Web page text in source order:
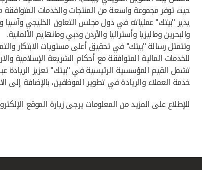
حيث توفر مجموعة واسعة من المنتجات والخدمات المتوافقة
والبحرين وماليزيا وأستراليا والأردن ودبي ومانهايم الألمانية.
وتتمثل رسالة "بيتك" في تحقيق أعلى مستويات الابتكار
للخدمات المالية المتوافقة مع أحكام الشريعة الإسلامية
تشمل القيم المؤسسية الرئيسية في "بيتك" تعزيز الريادة
خدمة العملاء والريادة في تطوير الموظفين، بالإضافة إلى
للإطلاع على المزيد من المعلومات يرجى زيارة الموقع